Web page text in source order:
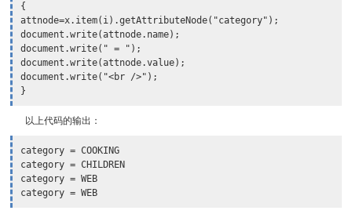
{
attnode=x.item(i).getAttributeNode("category") ;
document.write(attnode.name);
document.write(" = ");
document.write(attnode.value);
document.write("<br />");
}
以上代码的输出：
category = COOKING
category = CHILDREN
category = WEB
category = WEB